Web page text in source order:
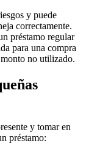
y puede
correctamente.
préstamo regular
para una compra
no utilizado.
y tomar en
préstamo: